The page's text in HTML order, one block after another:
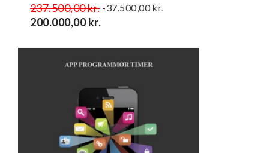
Normalpris
237.500,00 kr. -37.500,00 kr.
200.000,00 kr.